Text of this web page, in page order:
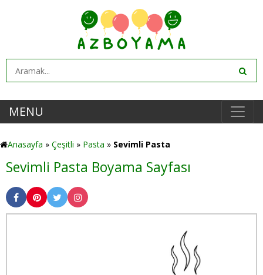
MENU
Anasayfa » Çeşitli » Pasta » Sevimli Pasta
Sevimli Pasta Boyama Sayfası